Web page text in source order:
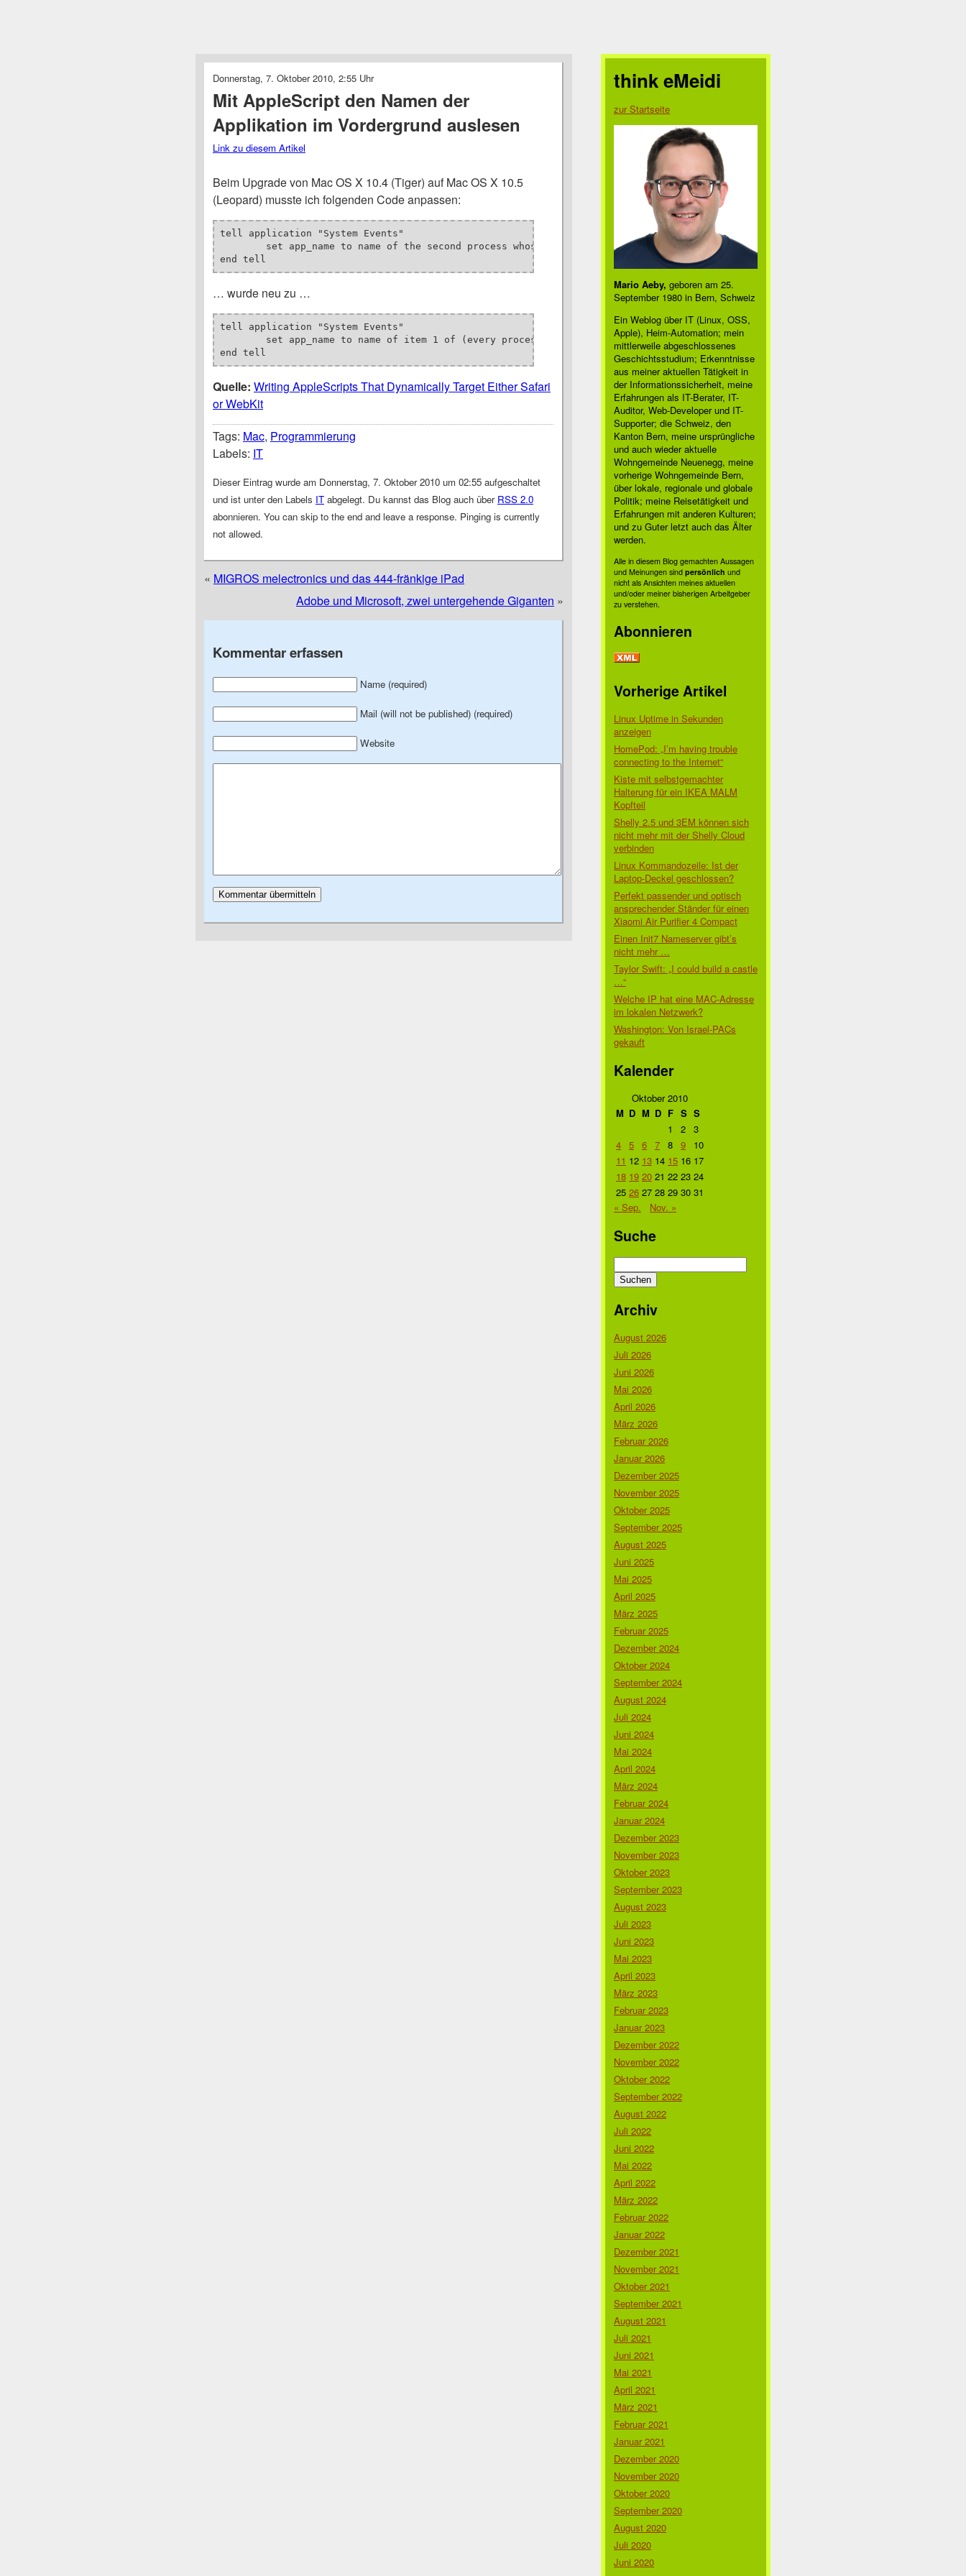
Donnerstag, 7. Oktober 2010, 2:55 Uhr
Mit AppleScript den Namen der
Applikation im Vordergrund auslesen
Link zu diesem Artikel
Beim Upgrade von Mac OS X 10.4 (Tiger) auf Mac OS X 10.5
(Leopard) musste ich folgenden Code anpassen:
tell application "System Events"
end tell
… wurde neu zu …
tell application "System Events"
end tell
Quelle: Writing AppleScripts That Dynamically Target Either Safari
or WebKit
Tags: Mac, Programmierung
Labels: IT
Dieser Eintrag wurde am Donnerstag, 7. Oktober 2010 um 02:55 aufgeschaltet
und ist unter den Labels IT abgelegt. Du kannst das Blog auch über RSS 2.0
abonnieren. You can skip to the end and leave a response. Pinging is currently
not allowed.
« MIGROS melectronics und das 444-fränkige iPad
Adobe und Microsoft, zwei untergehende Giganten »
Kommentar erfassen
Name (required)
Mail (will not be published) (required)
Website
think eMeidi
zur Startseite
Mario Aeby, geboren am 25.
September 1980 in Bern, Schweiz
Ein Weblog über IT (Linux, OSS,
Apple), Heim-Automation; mein
mittlerweile abgeschlossenes
Geschichtsstudium; Erkenntnisse
aus meiner aktuellen Tätigkeit in
der Informationssicherheit, meine
Erfahrungen als IT-Berater, IT-
Auditor, Web-Developer und IT-
Supporter; die Schweiz, den
Kanton Bern, meine ursprüngliche
und auch wieder aktuelle
Wohngemeinde Neuenegg, meine
vorherige Wohngemeinde Bern,
über lokale, regionale und globale
Politik; meine Reisetätigkeit und
Erfahrungen mit anderen Kulturen;
und zu Guter letzt auch das Älter
werden.
Alle in diesem Blog gemachten Aussagen
und Meinungen sind persönlich und
nicht als Ansichten meines aktuellen
und/oder meiner bisherigen Arbeitgeber
zu verstehen.
Abonnieren
Vorherige Artikel
Linux Uptime in Sekunden
anzeigen
HomePod: „I’m having trouble
connecting to the Internet“
Kiste mit selbstgemachter
Halterung für ein IKEA MALM
Kopfteil
Shelly 2.5 und 3EM können sich
nicht mehr mit der Shelly Cloud
verbinden
Linux Kommandozeile: Ist der
Laptop-Deckel geschlossen?
Perfekt passender und optisch
ansprechender Ständer für einen
Xiaomi Air Purifier 4 Compact
Einen Init7 Nameserver gibt’s
nicht mehr …
Taylor Swift: „I could build a castle
…“
Welche IP hat eine MAC-Adresse
im lokalen Netzwerk?
Washington: Von Israel-PACs
gekauft
Kalender
Oktober 2010
M D M D F S S
1
2 3
4 5 6 7 8 9
10
11 12 13 14 15 16 17
18 19 20 21 22 23 24
25 26 27 28 29 30 31
« Sep.
Nov. »
Suche
nach:
Archiv
August 2026
Juli 2026
Juni 2026
Mai 2026
April 2026
März 2026
Februar 2026
Januar 2026
Dezember 2025
November 2025
Oktober 2025
September 2025
August 2025
Juni 2025
Mai 2025
April 2025
März 2025
Februar 2025
Dezember 2024
Oktober 2024
September 2024
August 2024
Juli 2024
Juni 2024
Mai 2024
April 2024
März 2024
Februar 2024
Januar 2024
Dezember 2023
November 2023
Oktober 2023
September 2023
August 2023
Juli 2023
Juni 2023
Mai 2023
April 2023
März 2023
Februar 2023
Januar 2023
Dezember 2022
November 2022
Oktober 2022
September 2022
August 2022
Juli 2022
Juni 2022
Mai 2022
April 2022
März 2022
Februar 2022
Januar 2022
Dezember 2021
November 2021
Oktober 2021
September 2021
August 2021
Juli 2021
Juni 2021
Mai 2021
April 2021
März 2021
Februar 2021
Januar 2021
Dezember 2020
November 2020
Oktober 2020
September 2020
August 2020
Juli 2020
Juni 2020